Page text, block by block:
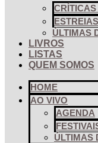
ÚLTIMAS
LIVROS
LISTAS
QUEM SOMOS
HOME
AO VIVO
AGENDA
ÚLTIMAS